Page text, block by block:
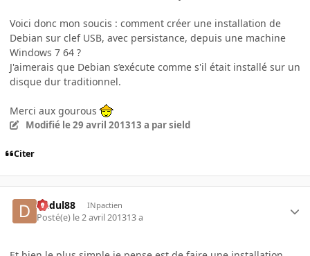
Voici donc mon soucis : comment créer une installation de
Debian sur clef USB, avec persistance, depuis une machine
Windows 7 64 ?
J'aimerais que Debian s’exécute comme s'il était installé sur un
disque dur traditionnel.
Merci aux gourous
Modifié le 29 avril 201313 a par sield
Citer
dudul88 INpactien
Posté(e) le 2 avril 201313 a